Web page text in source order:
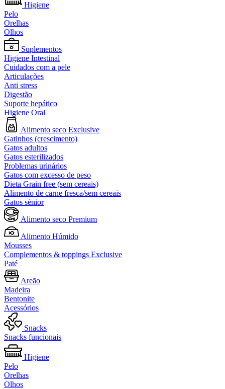
Higiene
Pelo
Orelhas
Olhos
Suplementos
Higiene Intestinal
Cuidados com a pele
Articulações
Anti stress
Digestão
Suporte hepático
Higiene Oral
Alimento seco Exclusive
Gatinhos (crescimento)
Gatos adultos
Gatos esterilizados
Problemas urinários
Gatos com excesso de peso
Dieta Grain free (sem cereais)
Alimento de carne fresca/sem cereais
Gatos sénior
Alimento seco Premium
Alimento Húmido
Mousses
Complementos & toppings Exclusive
Paté
Areão
Madeira
Bentonite
Acessórios
Snacks
Snacks funcionais
Higiene
Pelo
Orelhas
Olhos